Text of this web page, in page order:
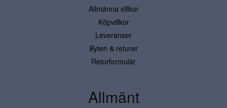
Allmänna villkor
Köpvillkor
Leveranser
Byten & returer
Returformulär
Allmänt